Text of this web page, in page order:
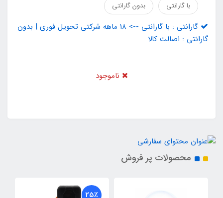
با گارانتی
بدون گارانتی
گارانتی : با گارانتی --> 18 ماهه شرکتی تحویل فوری | بدون
گارانتی : اصالت کالا
ناموجود
محصولات پر فروش
25٪